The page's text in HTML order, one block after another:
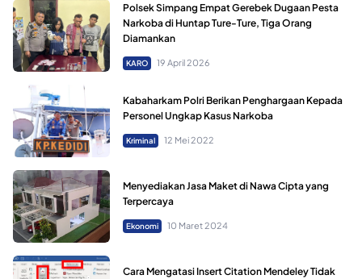
Polsek Simpang Empat Gerebek Dugaan Pesta
Narkoba di Huntap Ture-Ture, Tiga Orang
Diamankan
KARO 19 April 2026
Kabaharkam Polri Berikan Penghargaan Kepada
Personel Ungkap Kasus Narkoba
Kriminal 12 Mei 2022
Menyediakan Jasa Maket di Nawa Cipta yang
Terpercaya
Ekonomi 10 Maret 2024
Cara Mengatasi Insert Citation Mendeley Tidak